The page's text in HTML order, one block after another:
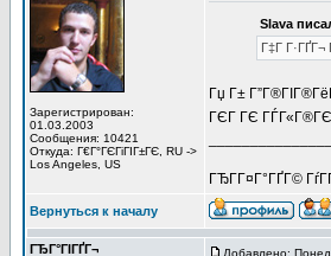
Зарегистрирован:
01.03.2003
Сообщения: 10421
Откуда: Г€Г°ГЄГіГІГ±ГЄ, RU ->
Los Angeles, US
Slava
Г‡Г
Гџ Г±
ГЄГ ГЄ
ГЂГ­Г¤Г°ГҐГ©
Вернуться к началу
ГЂГ°ГІГҐГ¬ Добавлено: